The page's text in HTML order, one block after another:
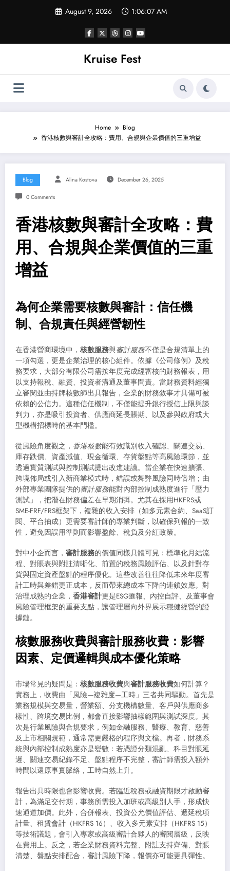
August 9, 2026 1:06:08 AM
Kruise Fest
Home
Blog
香港核數與審計全攻略：費用、合規與企業價值的三重增益
Blog Alina Kostova December 26, 2025
0 Comments
香港核數與審計全攻略：費
用、合規與企業價值的三重
增益
為何企業需要核數與審計：信任機
制、合規責任與經營韌性
在香港營商環境中， 核數服務與審計服務不僅是合規清單上的
一項勾選，更是企業治理的核心組件。依據《公司條例》及稅
務要求，大部分有限公司需按年度完成經審核的財務報表，用
以支持報稅、融資、投資者溝通及董事問責。當財務資料經獨
立審閱並由持牌核數師出具報告，企業的財務敘事才具備可被
依賴的公信力。這種信任機制，不僅能提升銀行授信上限與談
判力，亦是吸引投資者、供應商延長賬期、以及參與政府或大
型機構招標時的基本門檻。
從風險角度觀之， 香港核數能有效識別收入確認、關連交易、
庫存跌價、資產減值、現金循環、存貨盤點等高風險環節，並
透過實質測試與控制測試提出改進建議。當企業在快速擴張、
跨境佈局或引入新商業模式時，錯誤或舞弊風險同時倍增；由
外部專業團隊提供的審計服務能對內部控制成熟度進行「壓力
測試」，把潛在財務偏差在早期消弭。尤其在採用HKFRS或
SME-FRF/FRS框架下，複雜的收入安排（如多元素合約、SaaS訂
閱、平台抽成）更需要審計師的專業判斷，以確保列報的一致
性，避免因誤用準則而影響盈餘、稅負及分紅政策。
對中小企而言， 審計服務的價值同樣具體可見：標準化月結流
程、對賬表與附註清晰化、前置的稅務風險評估、以及針對存
貨與固定資產盤點的程序優化。這些改善往往降低未來年度審
計工時與差錯更正成本，反而帶來總成本下降的連鎖效應。對
治理成熟的企業， 香港審計更是ESG匯報、內控自評、及董事會
風險管理框架的重要支點，讓管理層向外界展示穩健經營的證
據鏈。
核數服務收費與審計服務收費：影響
因素、定價邏輯與成本優化策略
市場常見的疑問是： 核數服務收費與審計服務收費如何計算？
實務上，收費由「風險—複雜度—工時」三者共同驅動。首先是
業務規模與交易量，營業額、分支機構數量、客戶與供應商多
樣性、跨境交易比例，都會直接影響抽樣範圍與測試深度。其
次是行業風險與合規要求，例如金融服務、醫療、教育、慈善
及上市相關規範，通常需更嚴格的程序與文檔。再者，財務系
統與內部控制成熟度亦是變數：若憑證分類混亂、科目對賬延
遲、關連交易紀錄不足、盤點程序不完整，審計師需投入額外
時間以還原事實脈絡，工時自然上升。
報告出具時限也會影響收費。若臨近稅務或融資期限才啟動審
計，為滿足交付期，事務所需投入加班或高級別人手，形成快
速通道加價。此外，合併報表、投資公允價值評估、遞延稅項
計量、租賃會計（HKFRS 16）、收入多元素安排（HKFRS 15）
等技術議題，會引入專家或高級審計合夥人的審閱層級，反映
在費用上。反之，若企業財務資料完整、附註支持齊備、對賬
清楚、盤點安排配合，審計風險下降，報價亦可能更具彈性。